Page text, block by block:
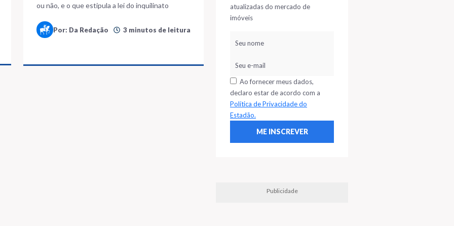
atualizadas do mercado de
imóveis
Ao fornecer meus dados,
declaro estar de acordo com a
Política de Privacidade do
Estadão.
Publicidade
ou não, e o que estipula a lei do inquilinato
Por: Da Redação 3 minutos de leitura